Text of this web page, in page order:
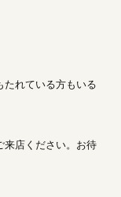
たれている方もいる
来店ください。お待